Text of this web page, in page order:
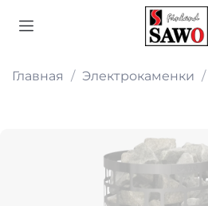
Главная Электрокаменки